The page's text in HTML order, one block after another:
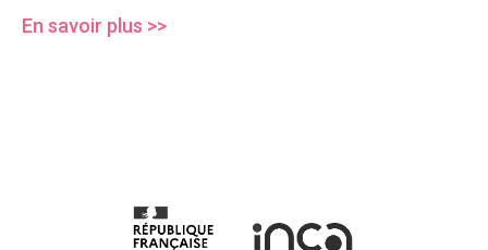
En savoir plus >>